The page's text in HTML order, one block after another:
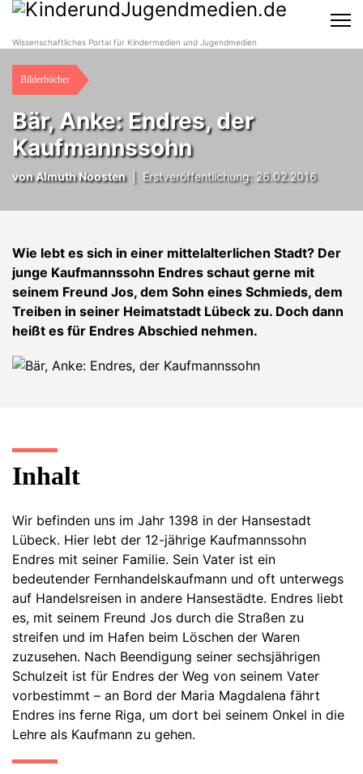
Wissenschaftliches Portal für Kindermedien und Jugendmedien
Bilderbücher
Bär, Anke: Endres, der
Kaufmannssohn
von Almuth Noosten| Erstveröffentlichung: 26.02.2016
Wie lebt es sich in einer mittelalterlichen Stadt? Der
junge Kaufmannssohn Endres schaut gerne mit
seinem Freund Jos, dem Sohn eines Schmieds, dem
Treiben in seiner Heimatstadt Lübeck zu. Doch dann
heißt es für Endres Abschied nehmen.
Inhalt
Wir befinden uns im Jahr 1398 in der Hansestadt
Lübeck. Hier lebt der 12-jährige Kaufmannssohn
Endres mit seiner Familie. Sein Vater ist ein
bedeutender Fernhandelskaufmann und oft unterwegs
auf Handelsreisen in andere Hansestädte. Endres liebt
es, mit seinem Freund Jos durch die Straßen zu
streifen und im Hafen beim Löschen der Waren
zuzusehen. Nach Beendigung seiner sechsjährigen
Schulzeit ist für Endres der Weg von seinem Vater
vorbestimmt – an Bord der Maria Magdalena fährt
Endres ins ferne Riga, um dort bei seinem Onkel in die
Lehre als Kaufmann zu gehen.